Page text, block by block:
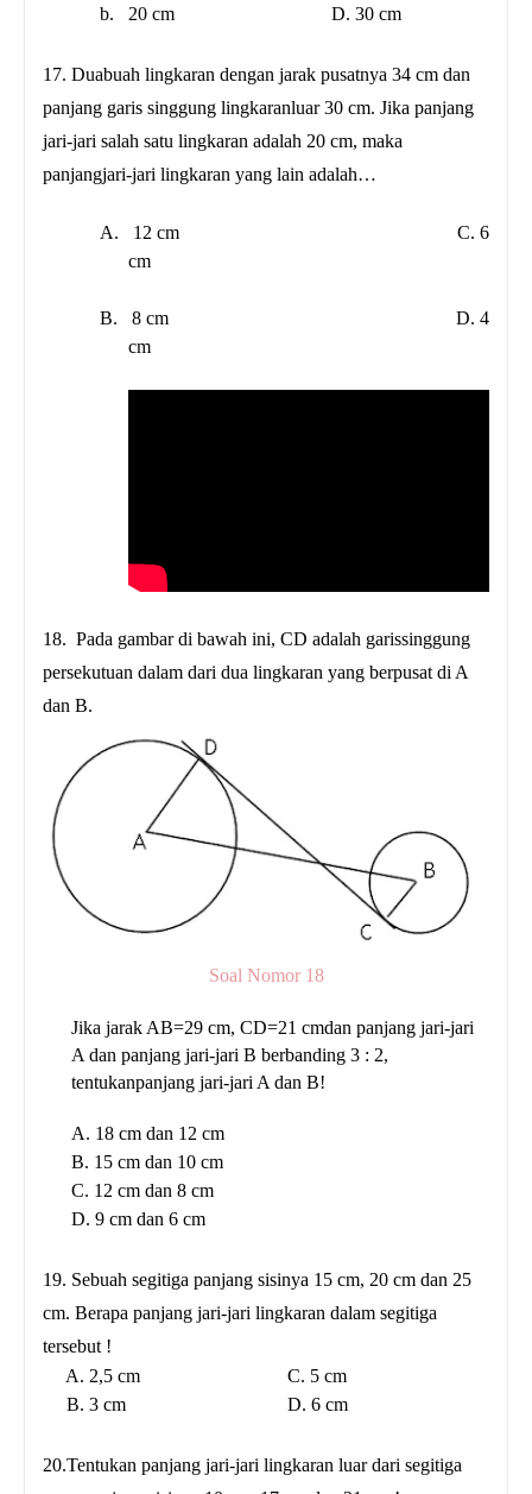
b.
20 cm D. 30 cm
17. Duabuah lingkaran dengan jarak pusatnya 34 cm dan
panjang garis singgung lingkaranluar 30 cm. Jika panjang
jari-jari salah satu lingkaran adalah 20 cm, maka
panjangjari-jari lingkaran yang lain adalah…
A.
12 cm C. 6
cm
B.
8 cm D. 4
cm
18. Pada gambar di bawah ini, CD adalah garissinggung
persekutuan dalam dari dua lingkaran yang berpusat di A
dan B.
Soal Nomor 18
Jika jarak AB=29 cm, CD=21 cmdan panjang jari-jari
A dan panjang jari-jari B berbanding 3 : 2,
tentukanpanjang jari-jari A dan B!
A. 18 cm dan 12 cm
B. 15 cm dan 10 cm
C. 12 cm dan 8 cm
D. 9 cm dan 6 cm
19. Sebuah segitiga panjang sisinya 15 cm, 20 cm dan 25
cm. Berapa panjang jari-jari lingkaran dalam segitiga
tersebut !
A. 2,5 cm C. 5 cm
B. 3 cm D. 6 cm
20.Tentukan panjang jari-jari lingkaran luar dari segitiga